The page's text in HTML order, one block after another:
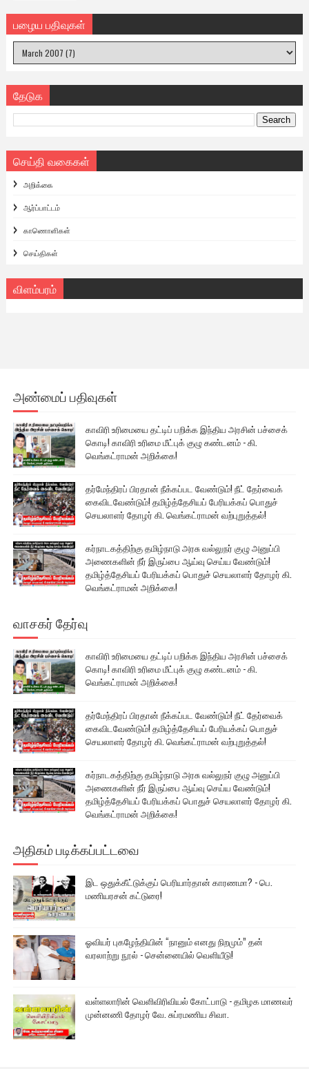
பழைய பதிவுகள்
தேடுக
செய்தி வகைகள்
அறிக்கை
ஆர்ப்பாட்டம்
காணொளிகள்
செய்திகள்
விளம்பரம்
அண்மைப் பதிவுகள்
காவிரி உரிமையை தட்டிப் பறிக்க இந்திய அரசின் பச்சைக்
கொடி! காவிரி உரிமை மீட்புக் குழு கண்டனம் - கி.
வெங்கட்ராமன் அறிக்கை!
தர்மேந்திரப் பிரதான் நீக்கப்பட வேண்டும்! நீட் தேர்வைக்
கைவிடவேண்டும்! தமிழ்த்தேசியப் பேரியக்கப் பொதுச்
செயலாளர் தோழர் கி. வெங்கட்ராமன் வற்புறுத்தல்!
கர்நாடகத்திற்கு தமிழ்நாடு அரசு வல்லுநர் குழு அனுப்பி
அணைகளின் நீர் இருப்பை ஆய்வு செய்ய வேண்டும்!
தமிழ்த்தேசியப் பேரியக்கப் பொதுச் செயலாளர் தோழர் கி.
வெங்கட்ராமன் அறிக்கை!
வாசகர் தேர்வு
காவிரி உரிமையை தட்டிப் பறிக்க இந்திய அரசின் பச்சைக்
கொடி! காவிரி உரிமை மீட்புக் குழு கண்டனம் - கி.
வெங்கட்ராமன் அறிக்கை!
தர்மேந்திரப் பிரதான் நீக்கப்பட வேண்டும்! நீட் தேர்வைக்
கைவிடவேண்டும்! தமிழ்த்தேசியப் பேரியக்கப் பொதுச்
செயலாளர் தோழர் கி. வெங்கட்ராமன் வற்புறுத்தல்!
கர்நாடகத்திற்கு தமிழ்நாடு அரசு வல்லுநர் குழு அனுப்பி
அணைகளின் நீர் இருப்பை ஆய்வு செய்ய வேண்டும்!
தமிழ்த்தேசியப் பேரியக்கப் பொதுச் செயலாளர் தோழர் கி.
வெங்கட்ராமன் அறிக்கை!
அதிகம் படிக்கப்பட்டவை
இட ஒதுக்கீட்டுக்குப் பெரியார்தான் காரணமா? - பெ.
மணியரசன் கட்டுரை!
ஓவியர் புகழேந்தியின் “நானும் எனது நிறமும்” தன்
வரலாற்று நூல் - சென்னையில் வெளியீடு!
வள்ளலாரின் வெளிவிரிவியல் கோட்பாடு - தமிழக மாணவர்
முன்னணி தோழர் வே. சுப்ரமணிய சிவா.